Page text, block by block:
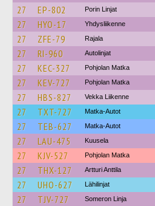
27 EP-802 Porin Linjat
27 HYO-17 Yhdysliikenne
27 ZFE-79 Rajala
27 RI-960 Autolinjat
27 KEC-327 Pohjolan Matka
27 KEV-727 Pohjolan Matka
27 HBS-827 Vekka Liikenne
27 TXT-727 Matka-Autot
27 TEB-627 Matka-Autot
27 LAU-475 Kuusela
27 KJV-527 Pohjolan Matka
27 THX-127 Artturi Anttila
27 UHO-627 Lähilinjat
27 TJV-727 Someron Linja